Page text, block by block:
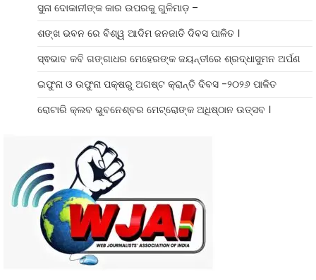
ସୁନା ଦୋକାନୀଙ୍କ କାର ଉପରକୁ ଗୁଳିମାଡ଼ –
ଶଙ୍ଖ ଭବନ ରେ ବିଶ୍ୱ ଆଦିମ ଜନଜାତି ଦିବସ ପାଳିତ ।
ସ୍ଵଭାବ କବି ଗଙ୍ଗାଧର ମେହେରଙ୍କ ଜୟନ୍ତୀରେ ଶ୍ରଦ୍ଧାସୁମନ ଅର୍ପଣ
ଇଫୁନା ଓ ଉଫୁନା ପକ୍ଷରୁ ଅଗଷ୍ଟ କ୍ରାନ୍ତି ଦିବସ -୨୦୨୬ ପାଳିତ
ରୋଟାରି କ୍ଲବ ଭୁବନେଶ୍ବର ମେଟ୍ରୋଙ୍କ ଅଧିଷ୍ଠାନ ଉତ୍ସବ ।